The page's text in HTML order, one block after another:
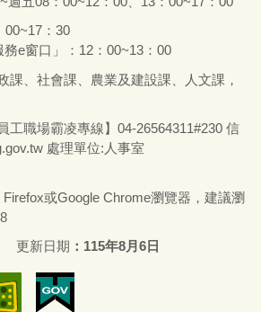
00~17：30
e窗口」：12：00~13：00
課、社會課、農業及建設課、人文課，
工職場霸凌專線】04-26564311#230 信
處理單位:人事室
或Google Chrome瀏覽器，建議瀏
更新日期 115年8月6日